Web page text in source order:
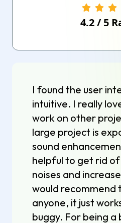
4.2/ 5
I found the user
intuitive. I really
work on other
large project is
sound
helpful to get rid
noises and
would recommend
anyone, it just
buggy. For being a